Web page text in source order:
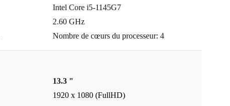
Intel Core i5-1145G7
2.60 GHz
Nombre de cœurs du processeur: 4
13.3 "
1920 x 1080 (FullHD)